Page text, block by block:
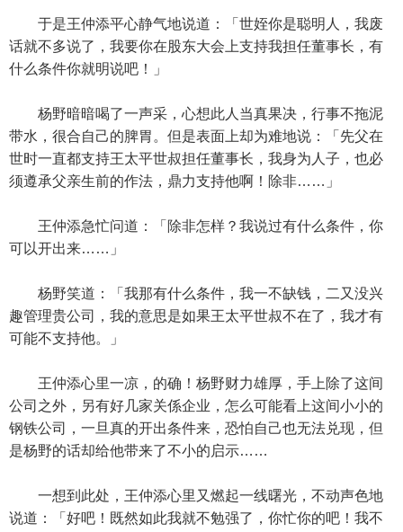
于是王仲添平心静气地说道：「世姪你是聪明人，我废
话就不多说了，我要你在股东大会上支持我担任董事长，有
什么条件你就明说吧！」
杨野暗暗喝了一声采，心想此人当真果决，行事不拖泥
带水，很合自己的脾胃。但是表面上却为难地说：「先父在
世时一直都支持王太平世叔担任董事长，我身为人子，也必
须遵承父亲生前的作法，鼎力支持他啊！除非……」
王仲添急忙问道：「除非怎样？我说过有什么条件，你
可以开出来……」
杨野笑道：「我那有什么条件，我一不缺钱，二又没兴
趣管理贵公司，我的意思是如果王太平世叔不在了，我才有
可能不支持他。」
王仲添心里一凉，的确！杨野财力雄厚，手上除了这间
公司之外，另有好几家关係企业，怎么可能看上这间小小的
钢铁公司，一旦真的开出条件来，恐怕自己也无法兑现，但
是杨野的话却给他带来了不小的启示……
一想到此处，王仲添心里又燃起一线曙光，不动声色地
说道：「好吧！既然如此我就不勉强了，你忙你的吧！我不